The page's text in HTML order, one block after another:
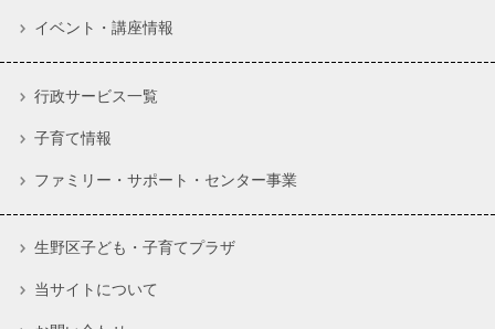
イベント・講座情報
行政サービス一覧
子育て情報
ファミリー・サポート・センター事業
生野区子ども・子育てプラザ
当サイトについて